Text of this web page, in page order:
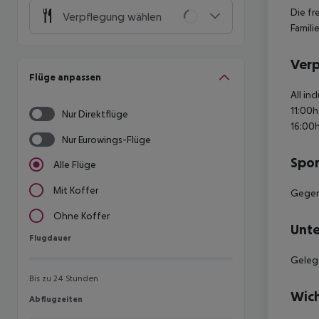
Verpflegung wählen
Flüge anpassen
Nur Direktflüge
Nur Eurowings-Flüge
Alle Flüge
Mit Koffer
Ohne Koffer
Flugdauer
Flugdauer
Bis zu 24 Stunden
Abflugzeiten
Abflugzeiten
Die
All